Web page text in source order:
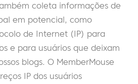
coleta informações de
em potencial, como
de Internet (IP) para
e para usuários que deixam
blogs. O MemberMouse
IP dos usuários